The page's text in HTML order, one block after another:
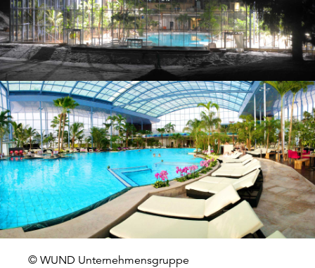
© WUND Unternehmensgruppe